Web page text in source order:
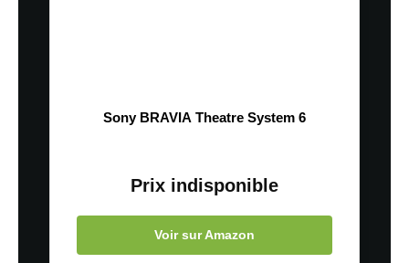
Sony BRAVIA Theatre System 6
Prix indisponible
Voir sur Amazon